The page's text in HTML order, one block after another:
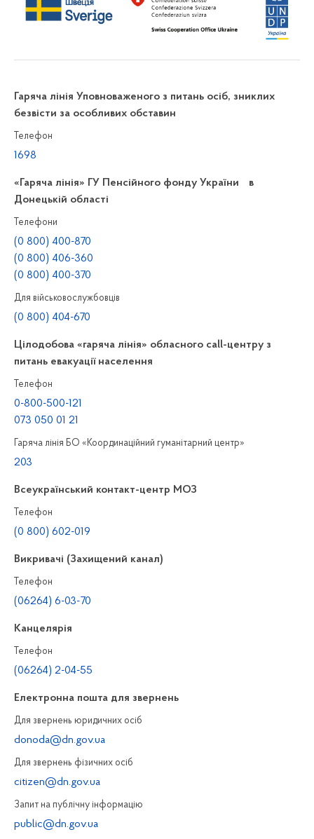
Гаряча лінія Уповноваженого з питань осіб, зниклих
безвісти за особливих обставин
Телефон
1698
«Гаряча лінія» ГУ Пенсійного фонду України в
Донецькій області
Телефони
(0 800) 400-870
(0 800) 406-360
(0 800) 400-370
Для військовослужбовців
(0 800) 404-670
Цілодобова «гаряча лінія» обласного call-центру з
питань евакуації населення
Телефон
0-800-500-121
073 050 01 21
Гаряча лінія БО «Координаційний гуманітарний центр»
203
Всеукраїнський контакт-центр МОЗ
Телефон
(0 800) 602-019
Викривачі (Захищений канал)
Телефон
(06264) 6-03-70
Канцелярiя
Телефон
(06264) 2-04-55
Електронна пошта для звернень
Для звернень юридичних осiб
donoda@dn.gov.ua
Для звернень фізичних осiб
citizen@dn.gov.ua
Запит на публiчну інформацiю
public@dn.gov.ua